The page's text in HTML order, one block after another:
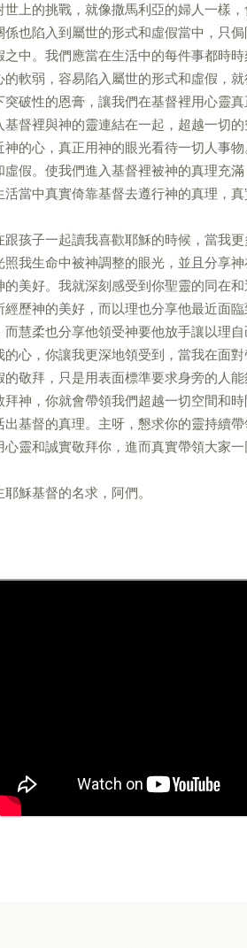
上的挑戰，就像撒馬利亞的婦人一樣
也陷入到屬世的形式和虛假當中，只
中。我們應當在生活中的每件事都時
軟弱，容易陷入屬世的形式和虛假，
破性的恩膏，讓我們在基督裡用心靈
督裡與神的靈連結在一起，超越一切
的心，真正用神的眼光看待一切人事
假。使我們進入基督裡被神的真理充
當中真實倚靠基督去遵行神的真理，真
孩子一起讀我喜歡耶穌的時候，當我
我生命中被神調整的眼光，並且分享
美好。我就深刻感受到你聖靈的同在
歷神的美好，而以理也分享他最近面
慧柔也分享他領受神要他放手讓以理
心，你讓我更深地領受到，當我在面
敬拜，只是用表面標準要求身旁的人
神，你就會帶領我們超越一切空間和
基督的真理。主呀，懇求你的靈持續
靈和誠實敬拜你，進而真實帶領大家一
穌基督的名求，阿們。